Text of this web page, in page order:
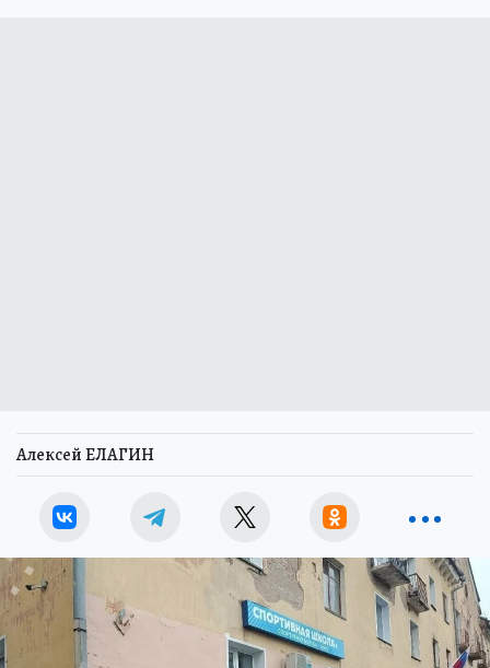
Алексей ЕЛАГИН